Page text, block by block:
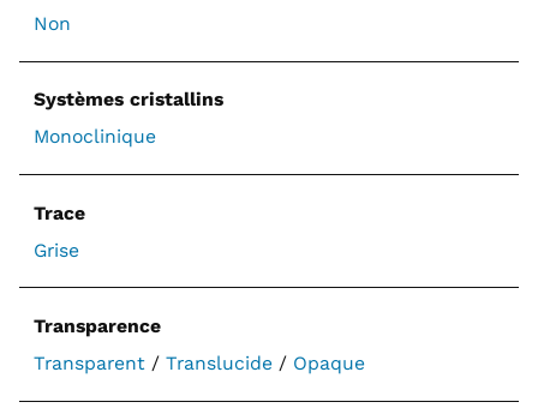
Non
Systèmes cristallins
Monoclinique
Trace
Grise
Transparence
Transparent/ Translucide/ Opaque